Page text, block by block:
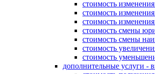
стоимость
стоимость
стоимость
стоимость смены
стоимость смены
стоимость
стоимость
дополнительные услуги -